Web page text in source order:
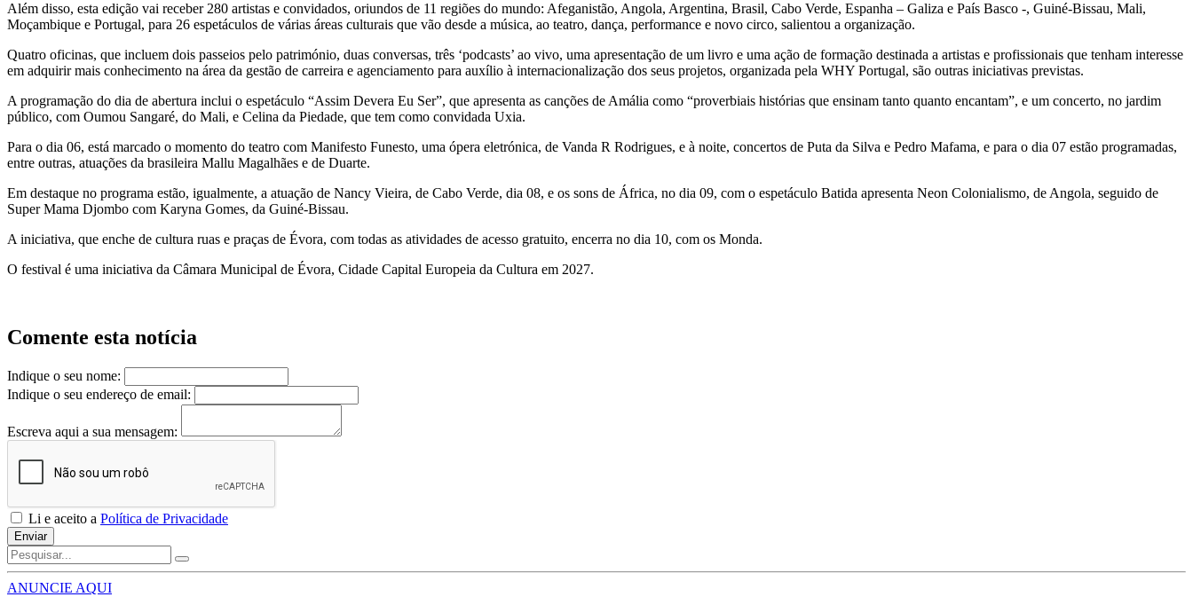
Além disso, esta edição vai receber 280 artistas e convidados, oriundos de 11 regiões do mundo: Afeganistão, Angola, Argentina, Brasil, Cabo Verde, Espanha – Galiza e País Basco -, Guiné-Bissau, Mali,
Moçambique e Portugal, para 26 espetáculos de várias áreas culturais que vão desde a música, ao teatro, dança, performance e novo circo, salientou a organização.
Quatro oficinas, que incluem dois passeios pelo património, duas conversas, três ‘podcasts’ ao vivo, uma apresentação de um livro e uma ação de formação destinada a artistas e profissionais que tenham interesse
em adquirir mais conhecimento na área da gestão de carreira e agenciamento para auxílio à internacionalização dos seus projetos, organizada pela WHY Portugal, são outras iniciativas previstas.
A programação do dia de abertura inclui o espetáculo “Assim Devera Eu Ser”, que apresenta as canções de Amália como “proverbiais histórias que ensinam tanto quanto encantam”, e um concerto, no jardim
público, com Oumou Sangaré, do Mali, e Celina da Piedade, que tem como convidada Uxia.
Para o dia 06, está marcado o momento do teatro com Manifesto Funesto, uma ópera eletrónica, de Vanda R Rodrigues, e à noite, concertos de Puta da Silva e Pedro Mafama, e para o dia 07 estão programadas,
entre outras, atuações da brasileira Mallu Magalhães e de Duarte.
Em destaque no programa estão, igualmente, a atuação de Nancy Vieira, de Cabo Verde, dia 08, e os sons de África, no dia 09, com o espetáculo Batida apresenta Neon Colonialismo, de Angola, seguido de
Super Mama Djombo com Karyna Gomes, da Guiné-Bissau.
A iniciativa, que enche de cultura ruas e praças de Évora, com todas as atividades de acesso gratuito, encerra no dia 10, com os Monda.
O festival é uma iniciativa da Câmara Municipal de Évora, Cidade Capital Europeia da Cultura em 2027.
Comente esta notícia
Indique o seu nome:
Indique o seu endereço de email:
Escreva aqui a sua mensagem:
Li e aceito a Política de Privacidade
Enviar
ANUNCIE AQUI